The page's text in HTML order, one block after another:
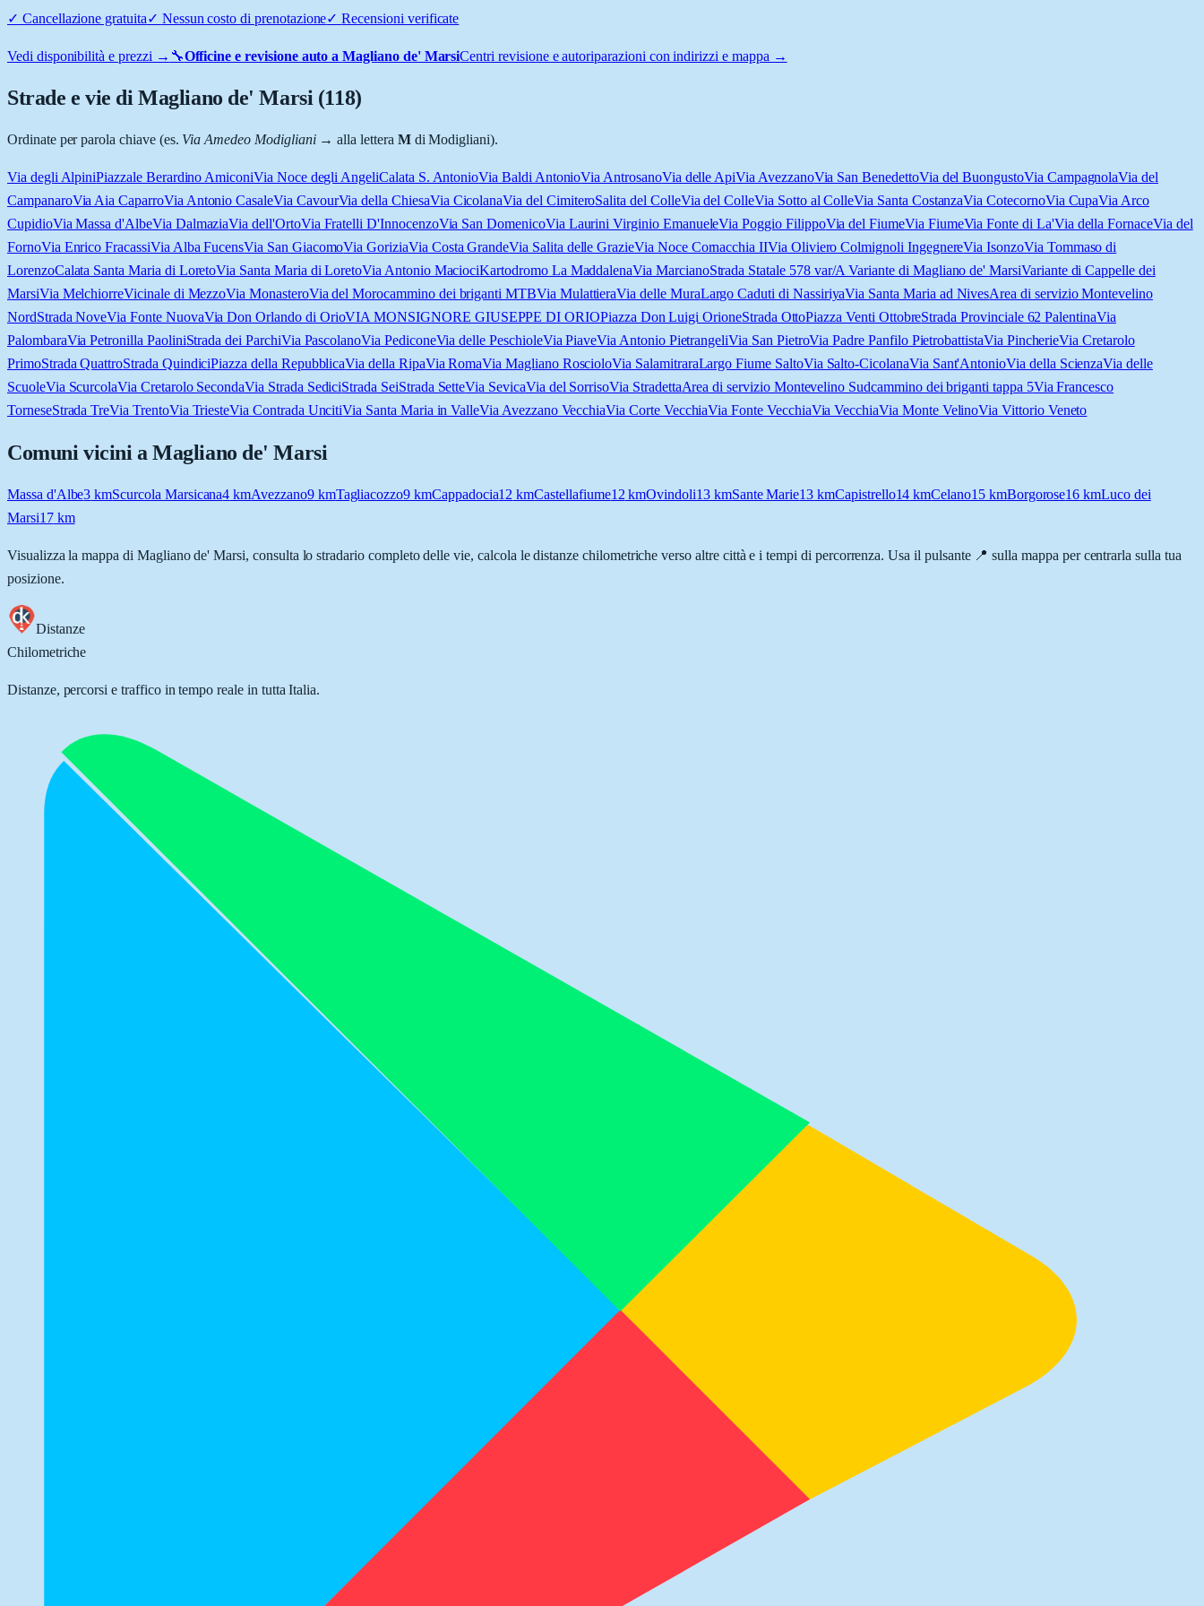
✓ Cancellazione gratuita✓ Nessun costo di prenotazione✓Recensioni verificate
Vedi disponibilità e prezzi → 🔧Officine e revisione auto aMagliano de' MarsiCentri revisione e autoriparazioni con indirizzi e mappa →
Strade e vie diMagliano de' Marsi (118)
Ordinate per parola chiave (es. Via Amedeo Modigliani→ alla lettera Mdi Modigliani).
Via degli AlpiniPiazzale Berardino AmiconiVia Noce degli AngeliCalata S. AntonioVia Baldi AntonioVia AntrosanoVia delle ApiVia AvezzanoVia San BenedettoVia del BuongustoVia CampagnolaVia del
CampanaroVia Aia CaparroVia Antonio CasaleVia CavourVia della ChiesaVia CicolanaVia del CimiteroSalita del ColleVia del ColleVia Sotto al ColleVia Santa CostanzaVia CotecornoVia CupaVia Arco
CupidioVia Massa d'AlbeVia DalmaziaVia dell'OrtoVia Fratelli D'InnocenzoVia San DomenicoVia Laurini Virginio EmanueleVia Poggio FilippoVia del FiumeVia FiumeVia Fonte di La'Via della FornaceVia del
FornoVia Enrico FracassiVia Alba FucensVia San GiacomoVia GoriziaVia Costa GrandeVia Salita delle GrazieVia Noce Cornacchia IIVia Oliviero Colmignoli IngegnereVia IsonzoVia Tommaso di
LorenzoCalata Santa Maria di LoretoVia Santa Maria di LoretoVia Antonio MaciociKartodromo La MaddalenaVia MarcianoStrada Statale 578 var/A Variante di Magliano de' MarsiVariante di Cappelle dei
MarsiVia MelchiorreVicinale di MezzoVia MonasteroVia del Morocammino dei briganti MTBVia MulattieraVia delle MuraLargo Caduti di NassiriyaVia Santa Maria ad NivesArea di servizio Montevelino
NordStrada NoveVia Fonte NuovaVia Don Orlando di OrioVIA MONSIGNORE GIUSEPPE DI ORIOPiazza Don Luigi OrioneStrada OttoPiazza Venti OttobreStrada Provinciale 62 PalentinaVia
PalombaraVia Petronilla PaoliniStrada dei ParchiVia PascolanoVia PediconeVia delle PeschioleVia PiaveVia Antonio PietrangeliVia San PietroVia Padre Panfilo PietrobattistaVia PincherieVia Cretarolo
PrimoStrada QuattroStrada QuindiciPiazza della RepubblicaVia della RipaVia RomaVia Magliano RoscioloVia SalamitraraLargo Fiume SaltoVia Salto-CicolanaVia Sant'AntonioVia della ScienzaVia delle
ScuoleVia ScurcolaVia Cretarolo SecondaVia Strada SediciStrada SeiStrada SetteVia SevicaVia del SorrisoVia StradettaArea di servizio Montevelino Sudcammino dei briganti tappa 5Via Francesco
TorneseStrada TreVia TrentoVia TriesteVia Contrada UncitiVia Santa Maria in ValleVia Avezzano VecchiaVia Corte VecchiaVia Fonte VecchiaVia VecchiaVia Monte VelinoVia Vittorio Veneto
Comuni vicini aMagliano de' Marsi
Massa d'Albe3 kmScurcola Marsicana4 kmAvezzano9kmTagliacozzo9 kmCappadocia12 kmCastellafiume12 kmOvindoli13kmSante Marie13 kmCapistrello14 kmCelano15kmBorgorose16 kmLuco dei
Marsi17km
Visualizza la mappa di Magliano de' Marsi, consulta lo stradario completo delle vie, calcola le distanze chilometriche verso altre città e i tempi di percorrenza. Usa il pulsante 📍 sulla mappa per centrarla sulla tua
posizione.
Distanze
Chilometriche
Distanze, percorsi e traffico in tempo reale in tutta Italia.